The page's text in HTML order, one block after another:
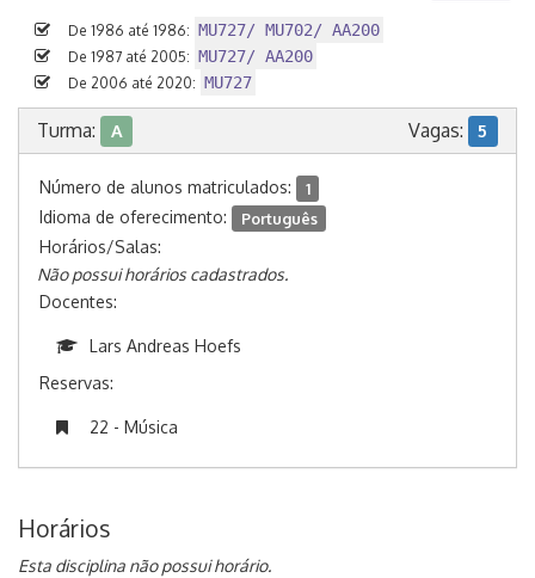
De 1986 até 1986: MU727/ MU702/ AA200
De 1987 até 2005: MU727/ AA200
De 2006 até 2020: MU727
Turma: A Vagas: 5
Número de alunos matriculados: 1
Idioma de oferecimento: Português
Horários/Salas:
Não possui horários cadastrados.
Docentes:
Lars Andreas Hoefs
Reservas:
22 - Música
Horários
Esta disciplina não possui horário.